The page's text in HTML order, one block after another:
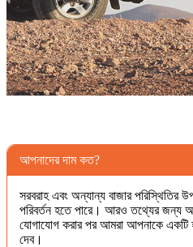
আপনাদের দাম কত?
সরবরাহ এবং অন্যান্য বাজার পরিস্থিতির
পরিবর্তন হতে পারে। আরও তথ্যের জন্য
যোগাযোগ করার পর আমরা আপনাকে একটি
দেব।